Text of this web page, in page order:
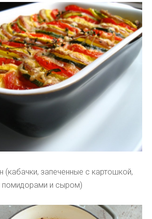
(кабачки, запеченные с картошкой,
помидорами и сыром)